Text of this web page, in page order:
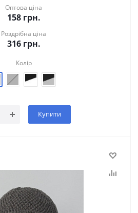
Оптова ціна
158грн.
Роздрібна ціна
316грн.
Колір
Купити